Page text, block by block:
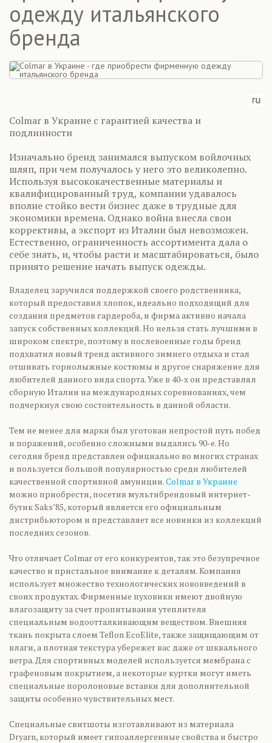
одежду итальянского
бренда
Colmar в Украине с гарантией качества и
подлинности
Изначально бренд занимался выпуском войлочных
шляп, при чем получалось у него это великолепно.
Используя высококачественные материалы и
квалифицированный труд, компании удавалось
вполне стойко вести бизнес даже в трудные для
экономики времена. Однако война внесла свои
коррективы, а экспорт из Италии был невозможен.
Естественно, ограниченность ассортимента дала о
себе знать, и, чтобы расти и масштабироваться, было
принято решение начать выпуск одежды.
Владелец заручился поддержкой своего родственника,
который предоставил хлопок, идеально подходящий для
создания предметов гардероба, и фирма активно начала
запуск собственных коллекций. Но нельзя стать лучшими в
широком спектре, поэтому в послевоенные годы бренд
подхватил новый тренд активного зимнего отдыха и стал
отшивать горнолыжные костюмы и другое снаряжение для
любителей данного вида спорта. Уже в 40-х он представлял
сборную Италии на международных соревнованиях, чем
подчеркнул свою состоятельность в данной области.
Тем не менее для марки был уготован непростой путь побед
и поражений, особенно сложными выдались 90-е. Но
сегодня бренд представлен официально во многих странах
и пользуется большой популярностью среди любителей
качественной спортивной амуниции.Colmar в Украине
можно приобрести, посетив мультибрендовый интернет-
бутик Saks’85, который является его официальным
дистрибьютором и представляет все новинки из коллекций
последних сезонов.
Что отличает Colmar от его конкурентов, так это безупречное
качество и пристальное внимание к деталям. Компания
использует множество технологических нововведений в
своих продуктах. Фирменные пуховики имеют двойную
влагозащиту за счет пропитывания утеплителя
специальным водоотталкивающим веществом. Внешняя
ткань покрыта слоем Teflon EcoElite, также защищающим от
влаги, а плотная текстура убережет вас даже от шквального
ветра. Для спортивных моделей используется мембрана с
графеновым покрытием, а некоторые куртки могут иметь
специальные поролоновые вставки для дополнительной
защиты особенно чувствительных мест.
Специальные свитшоты изготавливают из материала
Dryarn, который имеет гипоаллергенные свойства и быстро